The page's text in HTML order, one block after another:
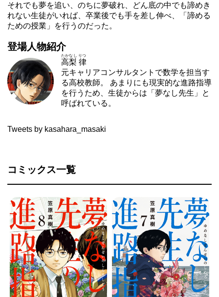
それでも夢を追い、のちに夢破れ、どん底の中でも諦めき
れない生徒がいれば、卒業後でも手を差し伸べ、「諦める
ための授業」を行うのだった。
登場人物紹介
高梨 律
たかなし りつ
元キャリアコンサルタントで数学を担当す
る高校教師。 あまりにも現実的な進路指導
を行うため、生徒からは「夢なし先生」と
呼ばれている。
Tweets by kasahara_masaki
コミックス一覧